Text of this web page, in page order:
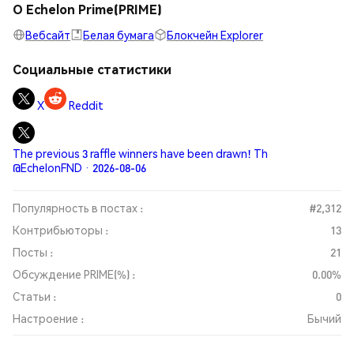
О Echelon Prime(PRIME)
Вебсайт Белая бумага Блокчейн Explorer
Социальные статистики
X Reddit
The previous 3 raffle winners have been drawn! Th
@EchelonFND · 2026-08-06
Популярность в постах :
#2,312
Контрибьюторы :
13
Посты :
21
Обсуждение PRIME(%) :
0.00%
Статьи :
0
Настроение :
Бычий